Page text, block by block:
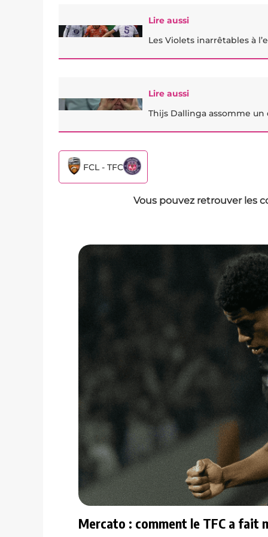
Lire aussi
Les Violets inarrêtables à
Lire aussi
Thijs Dallinga assomme
FCL - TFC
Vous pouvez retrouver les
Mercato : comment le TFC a fait